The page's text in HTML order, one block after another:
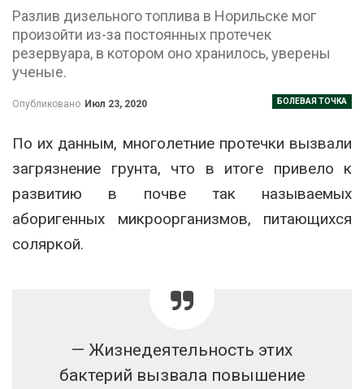
Разлив дизельного топлива в Норильске мог
произойти из-за постоянных протечек
резервуара, в котором оно хранилось, уверены
ученые.
БОЛЕВАЯ ТОЧКА
Опубликовано Июл 23, 2020
По их данным, многолетние протечки вызвали
загрязнение грунта, что в итоге привело к
развитию в почве так называемых
аборигенных микроорганизмов, питающихся
соляркой.
— Жизнедеятельность этих
бактерий вызвала повышение